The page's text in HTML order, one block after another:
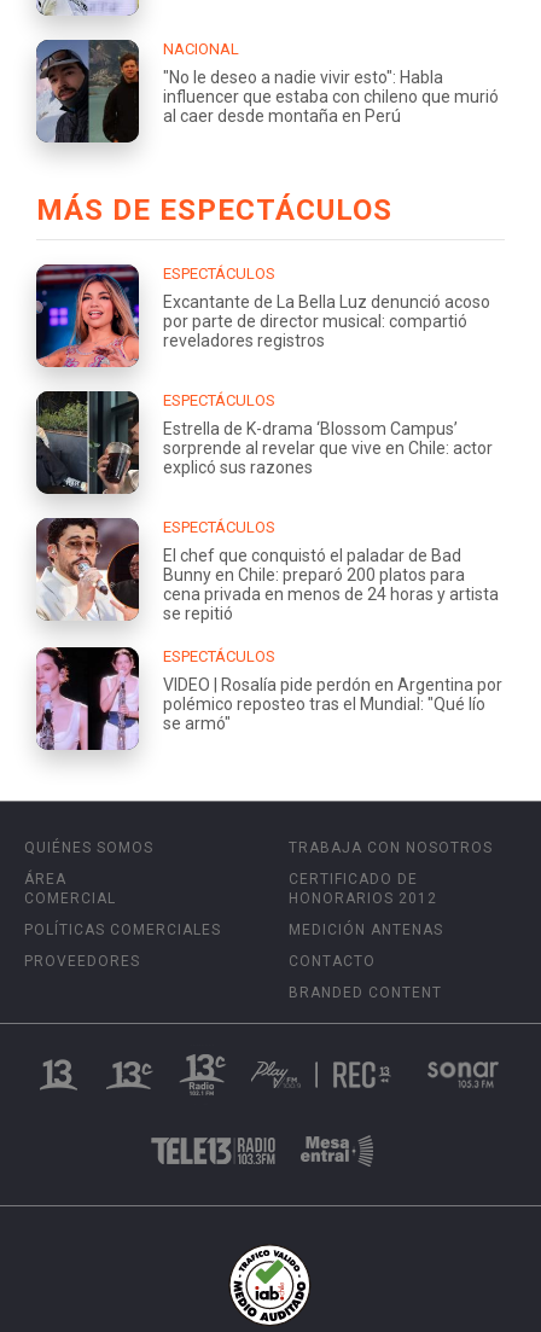
NACIONAL
"No le deseo a nadie vivir esto": Habla
influencer que estaba con chileno que murió
al caer desde montaña en Perú
MÁS DE ESPECTÁCULOS
ESPECTÁCULOS
Excantante de La Bella Luz denunció acoso
por parte de director musical: compartió
reveladores registros
ESPECTÁCULOS
Estrella de K-drama ‘Blossom Campus’
sorprende al revelar que vive en Chile: actor
explicó sus razones
ESPECTÁCULOS
El chef que conquistó el paladar de Bad
Bunny en Chile: preparó 200 platos para
cena privada en menos de 24 horas y artista
se repitió
ESPECTÁCULOS
VIDEO | Rosalía pide perdón en Argentina por
polémico reposteo tras el Mundial: "Qué lío
se armó"
QUIÉNES SOMOS
ÁREA
COMERCIAL
POLÍTICAS COMERCIALES
PROVEEDORES
TRABAJA CON NOSOTROS
CERTIFICADO DE
HONORARIOS 2012
MEDICIÓN ANTENAS
CONTACTO
BRANDED CONTENT